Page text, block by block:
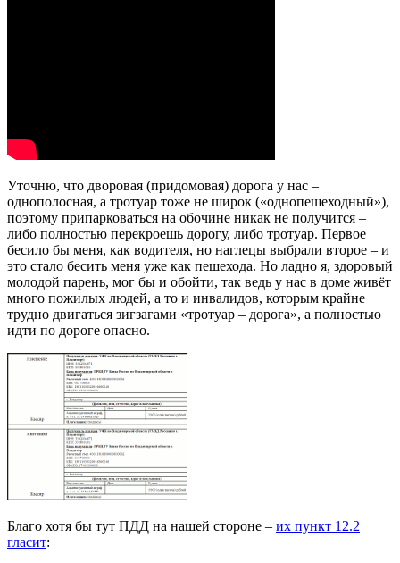
Уточню, что дворовая (придомовая) дорога у нас –
однополосная, а тротуар тоже не широк («однопешеходный»),
поэтому припарковаться на обочине никак не получится –
либо полностью перекроешь дорогу, либо тротуар. Первое
бесило бы меня, как водителя, но наглецы выбрали второе – и
это стало бесить меня уже как пешехода. Но ладно я, здоровый
молодой парень, мог бы и обойти, так ведь у нас в доме живёт
много пожилых людей, а то и инвалидов, которым крайне
трудно двигаться зигзагами «тротуар – дорога», а полностью
идти по дороге опасно.
Благо хотя бы тут ПДД на нашей стороне – их пункт 12.2
гласит: